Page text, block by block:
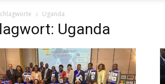
Uganda
Uganda